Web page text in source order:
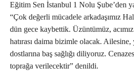
Eğitim Sen İstanbul 1 Nolu Şube’den
“Çok değerli mücadele arkadaşımız
dün gece kaybettik. Üzüntümüz,
hatırası daima bizimle olacak. Ailesine,
dostlarına baş sağlığı diliyoruz.
toprağa verilecektir” denildi.